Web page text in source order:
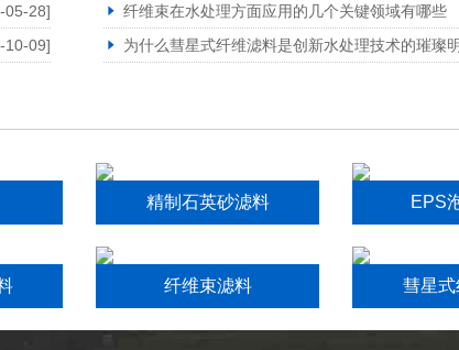
05-28]
10-09]
纤维束在水处理方面应用的几个关键领域有哪些
为什么彗星式纤维滤料是创新水处理技术的璀璨
精制石英砂滤料 EPS
纤维束滤料 彗星